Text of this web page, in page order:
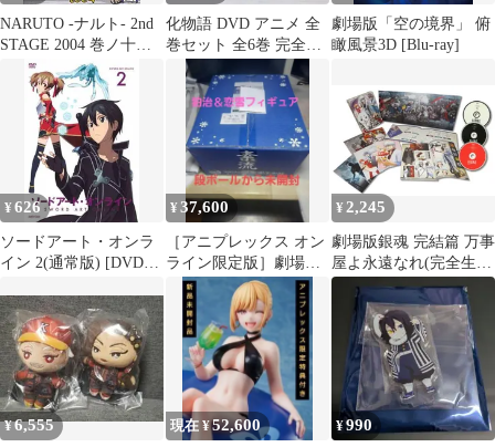
NARUTO -ナルト- 2nd
STAGE 2004 巻ノ十
[DVD]
化物語 DVD アニメ 全
巻セット 全6巻 完全生
産限定版
劇場版「空の境界」 俯
瞰風景3D [Blu-ray]
¥626
ソードアート・オンラ
イン 2(通常版) [DVD]
¥37,600
［アニプレックス オン
ライン限定版］劇場版
「鬼滅の刃」無限城編
第一章 猗窩座
¥ 2,245
劇場版銀魂 完結篇 万事
屋よ永遠なれ(完全生産
限定版) [Blu-ray]
¥6,555 現在 ¥52,600 ¥990